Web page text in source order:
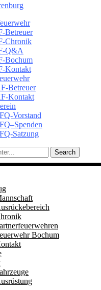
Betreuer
Chronik
Q&A
Bochum
Kontakt
Betreuer
Kontakt
Vorstand
Satzung
Search
Bochum